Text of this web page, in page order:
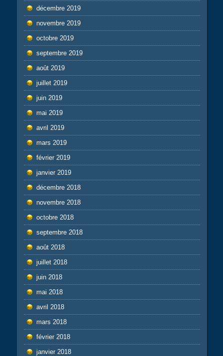
décembre 2019
novembre 2019
octobre 2019
septembre 2019
août 2019
juillet 2019
juin 2019
mai 2019
avril 2019
mars 2019
février 2019
janvier 2019
décembre 2018
novembre 2018
octobre 2018
septembre 2018
août 2018
juillet 2018
juin 2018
mai 2018
avril 2018
mars 2018
février 2018
janvier 2018